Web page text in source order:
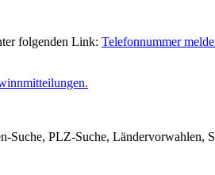
folgenden Link: Telefonnummer
PLZ-Suche, Ländervorwahlen,